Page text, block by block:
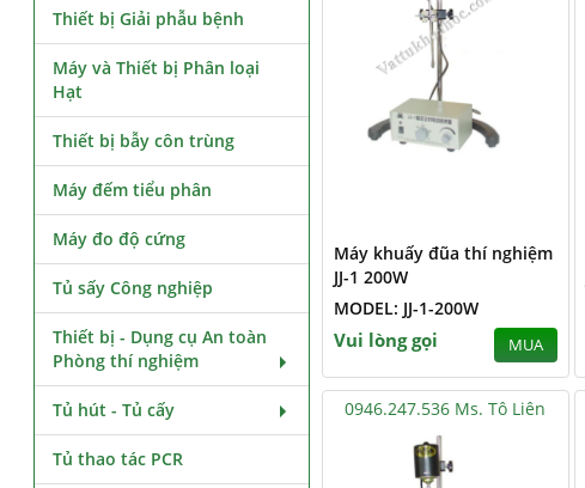
Máy khuấy đũa thí nghiệm
JJ-1 200W
MODEL: JJ-1-200W
Vui lòng gọi MUA
0946.247.536 Ms. Tô Liên
Thiết bị Giải phẫu bệnh
Máy và Thiết bị Phân loại
Hạt
Thiết bị bẫy côn trùng
Máy đếm tiểu phân
Máy đo độ cứng
Tủ sấy Công nghiệp
Thiết bị - Dụng cụ An toàn
Phòng thí nghiệm
Tủ hút - Tủ cấy
Tủ thao tác PCR